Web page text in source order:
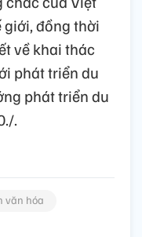
giới, đồng thời
về khai thác
phát triển du
phát triển du
.
văn hóa